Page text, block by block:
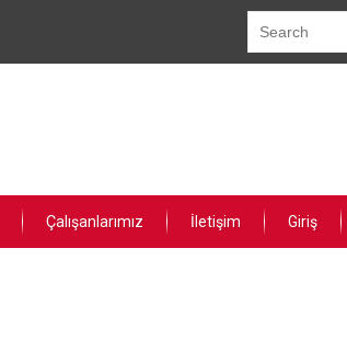
Çalışanlarımız İletişim Giriş